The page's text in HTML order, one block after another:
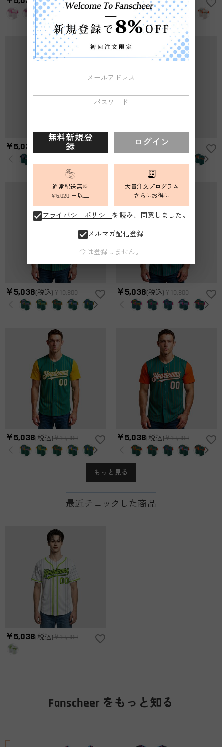
ズ表を参考して、自分に合うサイズをお選びください。測定方
法が異なるため、サイズに1〜2cm程度の誤差がある場合がござ
います。
配送＆返品について
送料はいくらですか？
送料は配送方法によって異なります。通常配送は送料が2,520
円で、16,020円以上で無料になります。速達配送は送料が5,400
遠方へご発送の場合、中継料が別途加算されます。）
注文した商品はいつ届きますか？
認してから制作となります。大量生産品ではなく、一つ一つ手
でお作りしており、予定作業時間は商品ページに記載しており
ます。 そしてご購入の際にお選び頂いた「配送方法」の選択
によって、お届け日数が異なります。詳細は配送について
返品・交換はできますか？
お客様が商品受け取り後、60日以内の未使用品の返品は可能で
す。受注生産品のため、返品は50%の返品手数料(材料費)が発
生致します。詳細はキャンセル/返品についてまでご確認くだ
￥5,038 ￥10,800 ￥5,038(税込)￥10,800
￥5,038(税込)￥10,800 ￥5,038(税込)￥10,800
￥5,038(税込)￥10,800 ￥5,038(税込)￥10,800
もっと見る
最近チェックした商品
￥5,038(税込)￥10,800
Fanscheer をもっと知る
無料新規登
録 ログイン
通常配送無料
¥16,020 円以上
大量注文プログラム
さらにお得に
プライバシーポリシーを読み、同意しました。
メルマガ配信登録
今は登録しません。